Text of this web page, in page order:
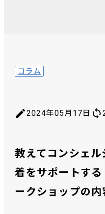
コラム
2024年05月17日
教えてコンシェル
着をサポートす
ークショップの